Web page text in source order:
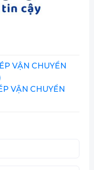
VẬN CHUYỂN
VẬN CHUYỂN